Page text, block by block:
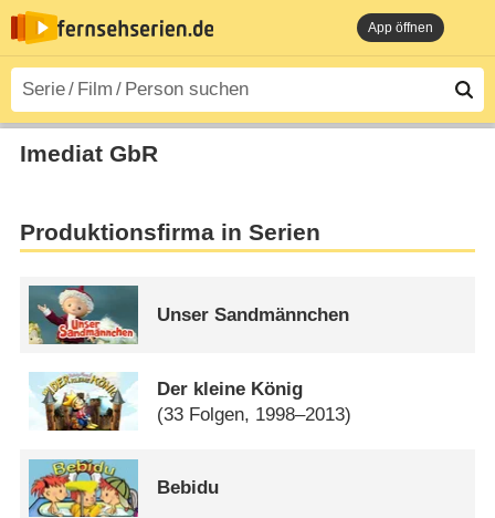
App öffnen
Imediat GbR
Produktionsfirma in Serien
Unser Sandmännchen
Der kleine König
(33 Folgen, 1998–2013)
Bebidu